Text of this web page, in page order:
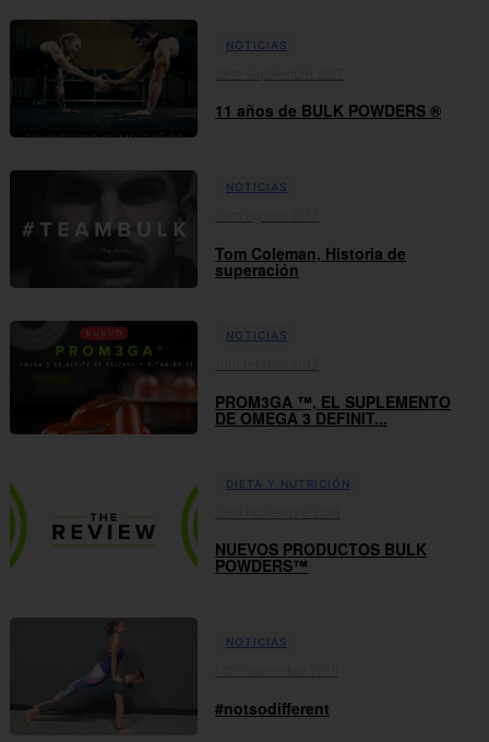
NOTICIAS
11 años de BULK POWDERS ®
NOTICIAS
Tom Coleman, Historia de
superación
NOTICIAS
PROM3GA ™, EL SUPLEMENTO
DE OMEGA 3 DEFINIT...
DIETA Y NUTRICIÓN
NUEVOS PRODUCTOS BULK
POWDERS™
NOTICIAS
#notsodifferent